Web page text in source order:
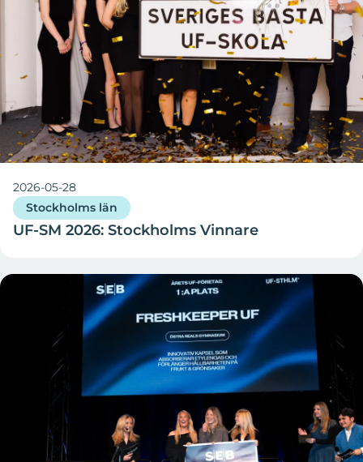
2026-05-28
Stockholms län
UF-SM 2026: Stockholms Vinnare